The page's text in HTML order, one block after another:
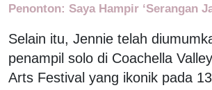
Penonton: Saya Hampir ‘Serangan
Selain itu, Jennie telah
penampil solo di Coachella
Arts Festival yang ikonik pada